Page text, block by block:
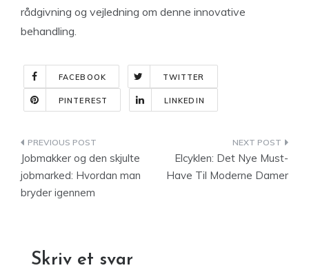
rådgivning og vejledning om denne innovative
behandling.
FACEBOOK TWITTER
PINTEREST LINKEDIN
Indlægsnavigation
Jobmakker og den skjulte
jobmarked: Hvordan man
bryder igennem
Elcyklen: Det Nye Must-
Have Til Moderne Damer
Skriv et svar